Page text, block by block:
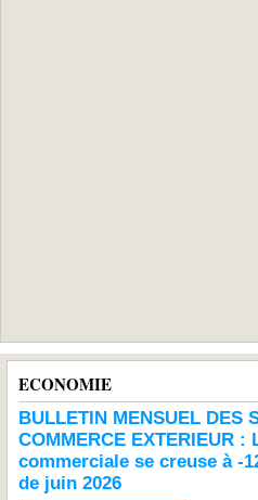
ECONOMIE
BULLETIN MENSUEL DES
COMMERCE EXTERIEUR
commerciale se creuse à -
de juin 2026